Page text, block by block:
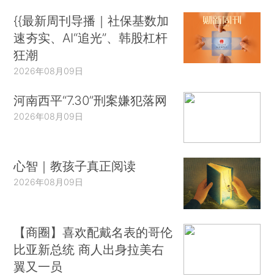
{{最新周刊导播｜社保基数加
速夯实、AI“追光”、韩股杠杆
狂潮
2026年08月09日
河南西平“7.30”刑案嫌犯落网
2026年08月09日
心智｜教孩子真正阅读
2026年08月09日
【商圈】喜欢配戴名表的哥伦
比亚新总统 商人出身拉美右
翼又一员